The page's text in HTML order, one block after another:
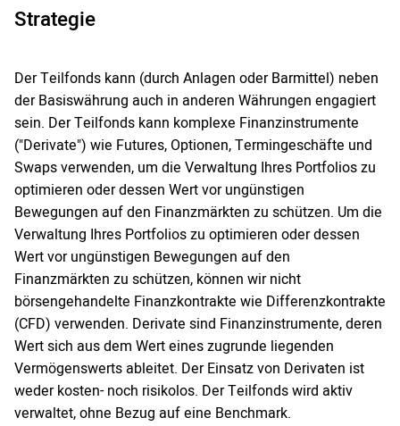
Strategie
Der Teilfonds kann (durch Anlagen oder Barmittel) neben
der Basiswährung auch in anderen Währungen engagiert
sein. Der Teilfonds kann komplexe Finanzinstrumente
("Derivate") wie Futures, Optionen, Termingeschäfte und
Swaps verwenden, um die Verwaltung Ihres Portfolios zu
optimieren oder dessen Wert vor ungünstigen
Bewegungen auf den Finanzmärkten zu schützen. Um die
Verwaltung Ihres Portfolios zu optimieren oder dessen
Wert vor ungünstigen Bewegungen auf den
Finanzmärkten zu schützen, können wir nicht
börsengehandelte Finanzkontrakte wie Differenzkontrakte
(CFD) verwenden. Derivate sind Finanzinstrumente, deren
Wert sich aus dem Wert eines zugrunde liegenden
Vermögenswerts ableitet. Der Einsatz von Derivaten ist
weder kosten- noch risikolos. Der Teilfonds wird aktiv
verwaltet, ohne Bezug auf eine Benchmark.